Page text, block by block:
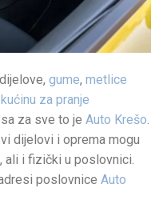
gume, metlice
za pranje
za sve to je Auto Krešo.
dijelovi i oprema mogu
, ali i fizički u poslovnici.
poslovnice Auto